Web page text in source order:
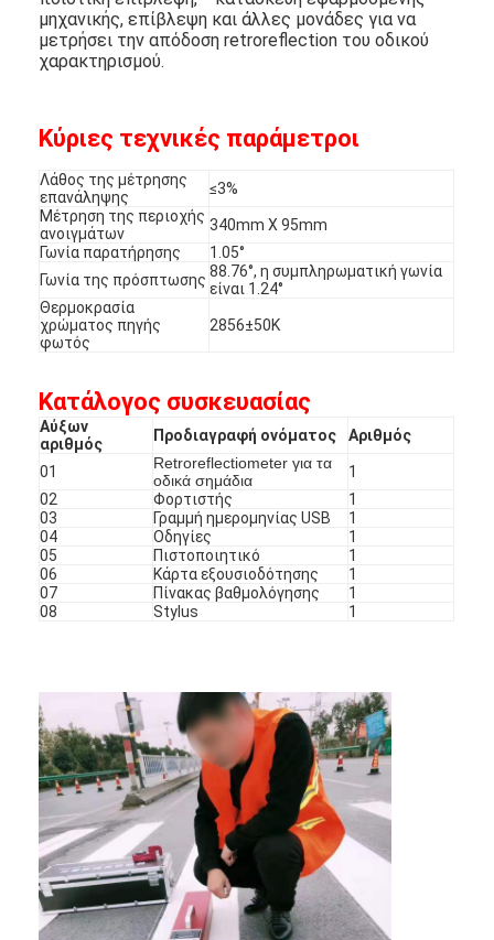
Σχετικά με εμάς
Επισκέψεις στο εργοστάσιο
Ειδήσεις
Υποθέσεις
Πεζοδρόμιο που χαρακτηρίζει Retroreflectometer
Σημάδι Retroreflectometer
Αναδρομικός αντανακλαστικός μετρητής
Δρόμος που χαρακτηρίζει το μετρητή πάχους
Φορητό Retroreflectometer
Αναδρομικά αντανακλαστικά σημάδια
Αντανακλαστικές αυτοκόλλητες ετικέττες ποδηλάτων
Αντανακλαστικές αυτοκόλλητες ετικέττες ταινιών
Αντανακλαστικές αυτοκόλλητες ετικέττες αυτοκινήτων
μηχανικής, επίβλεψη και άλλες μονάδες για να
μετρήσει την απόδοση retroreflection του οδικού
χαρακτηρισμού.
Κύριες τεχνικές παράμετροι
Λάθος της μέτρησης
επανάληψης
≤3%
Μέτρηση της περιοχής
ανοιγμάτων
340mm X 95mm
Γωνία παρατήρησης
1.05°
Γωνία της πρόσπτωσης 88.76°, η συμπληρωματική γωνία
είναι 1.24°
Θερμοκρασία
χρώματος πηγής
φωτός
2856±50K
Κατάλογος συσκευασίας
Αύξων
αριθμός
Προδιαγραφή ονόματος Αριθμός
01
Retroreflectiometer για τα
οδικά σημάδια
1
02
Φορτιστής
1
03
Γραμμή ημερομηνίας USB
1
04
Οδηγίες
1
05
Πιστοποιητικό
1
06
Κάρτα εξουσιοδότησης
1
07
Πίνακας βαθμολόγησης
1
08
Stylus 1